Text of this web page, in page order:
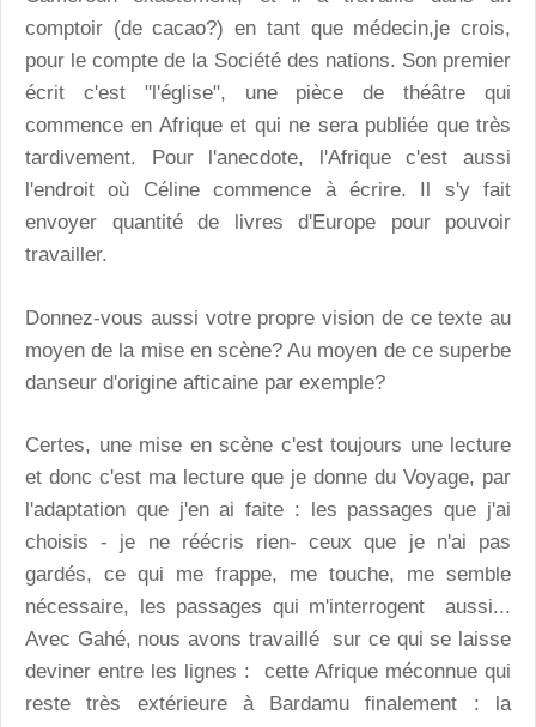
comptoir (de cacao?) en tant que médecin,je crois,
pour le compte de la Société des nations. Son premier
écrit c'est "l'église", une pièce de théâtre qui
commence en Afrique et qui ne sera publiée que très
tardivement. Pour l'anecdote, l'Afrique c'est aussi
l'endroit où Céline commence à écrire. Il s'y fait
envoyer quantité de livres d'Europe pour pouvoir
travailler.
Donnez-vous aussi votre propre vision de ce texte au
moyen de la mise en scène? Au moyen de ce superbe
danseur d'origine afticaine par exemple?
Certes, une mise en scène c'est toujours une lecture
et donc c'est ma lecture que je donne du Voyage, par
l'adaptation que j'en ai faite : les passages que j'ai
choisis - je ne réécris rien- ceux que je n'ai pas
gardés, ce qui me frappe, me touche, me semble
nécessaire, les passages qui m'interrogent aussi...
Avec Gahé, nous avons travaillé sur ce qui se laisse
deviner entre les lignes : cette Afrique méconnue qui
reste très extérieure à Bardamu finalement : la